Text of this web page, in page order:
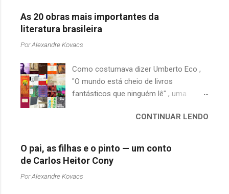
As 20 obras mais importantes da
literatura brasileira
PorAlexandre Kovacs
Como costumava dizer Umberto Eco ,
"O mundo está cheio de livros
fantásticos que ninguém lê" , uma
quando falamos de clássicos da
escritores brasileiros, somos forçados
a uma avaliação burocrática na escola e
acabamos adquirindo uma certa
antipatia a determinado livro ou autor
CONTINUAR LENDO
O pai, as filhas e o pinto — um conto
de Carlos Heitor Cony
PorAlexandre Kovacs